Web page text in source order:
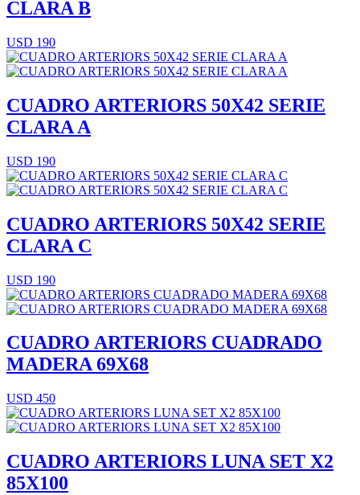
CLARA B
USD 190
CUADRO ARTERIORS 50X42 SERIE
CLARA A
USD 190
CUADRO ARTERIORS 50X42 SERIE
CLARA C
USD 190
CUADRO ARTERIORS CUADRADO
MADERA 69X68
USD 450
CUADRO ARTERIORS LUNA SET X2
85X100